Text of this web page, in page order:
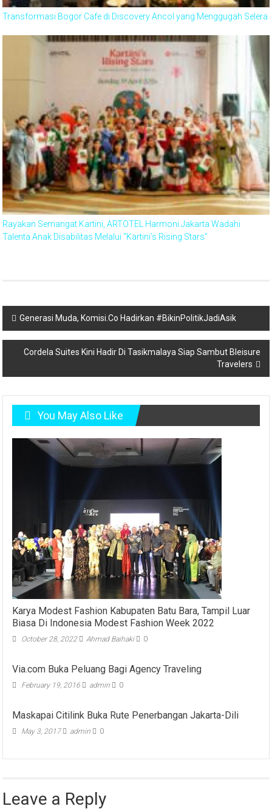
Transformasi Bogor Cafe di Discovery Ancol yang Menggugah Selera
Rayakan Semangat Kartini, ARTOTEL Harmoni Jakarta Wadahi
Talenta Anak Disabilitas Melalui “Kartini’s Rising Stars”
Post
navigation
Generasi Muda, Komisi.Co Hadirkan #BikinPolitikJadiAsik
Cordela Suites Kini Hadir Di Tasikmalaya Siap Sambut Bleisure
Travelers
You May Also Like
Karya Modest Fashion Kabupaten Batu Bara, Tampil Luar
Biasa Di Indonesia Modest Fashion Week 2022
October 28, 2022 Ahmad Baihaki 0
Via.com Buka Peluang Bagi Agency Traveling
February 19, 2016 admin 0
Maskapai Citilink Buka Rute Penerbangan Jakarta-Dili
May 3, 2017 admin 0
Leave a Reply